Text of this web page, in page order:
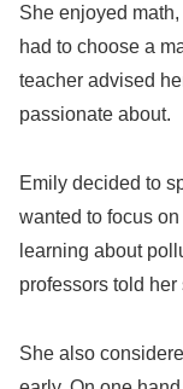
She enjoyed
had to choose a
teacher advised
passionate about.
Emily decided to
wanted to focus
learning about
professors told
She also